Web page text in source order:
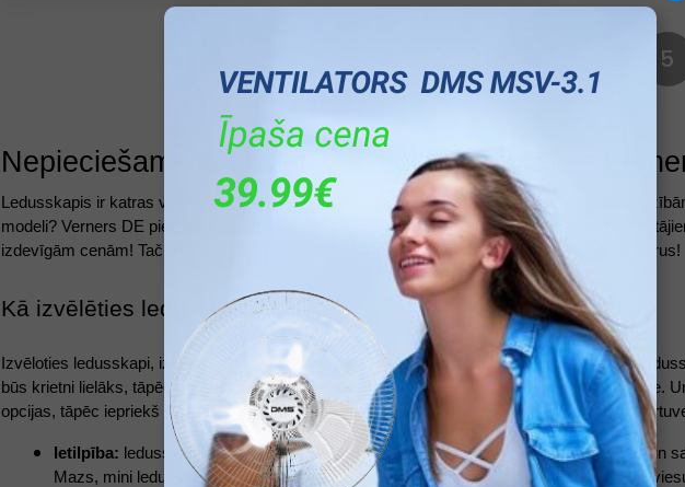
5
Nepieciešams jauns ledusskapis? Iegādājies
Ledusskapis ir katras virtuves neizstājama sastāvdaļa, taču kā izvēlēties tieši savām
modeli? Verners DE piedāvā plašu modeļu klāstu no iecienītākajiem sadzīves tehnikas
izdevīgām cenām! Taču, lai veiktu pārdomātu izvēli, iepriekš izvērtē vairākus svarīgus faktorus!
Kā izvēlēties ledusskapi?
Izvēloties ledusskapi, izvērtē savus gatavošanas un pārtikas iepirkšanas paradumus – ja
būs krietni lielāks, tāpēc ne visiem jāsteidz iegādāties standarta izmēra, lielas ietilpības ierīce.
opcijas, tāpēc iepriekš izpēti piedāvājumu, lai izvēlētais modelis gaumīgi papildinātu tavas
Ietilpība: ledusskapjiem tiek norādīts kopējais tilpums, kā arī ledusskapja kameras un
Mazs, mini ledusskapis būs ekonomiska izvēle vienam cilvēkam, kā arī atpūtas vai